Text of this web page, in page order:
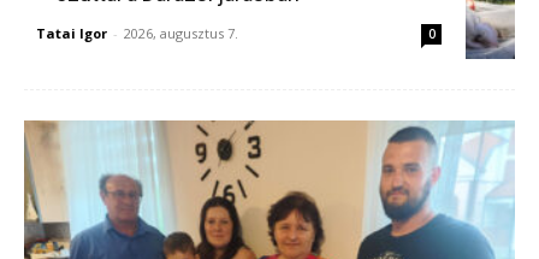
Tatai Igor - 2026, augusztus 7. 0